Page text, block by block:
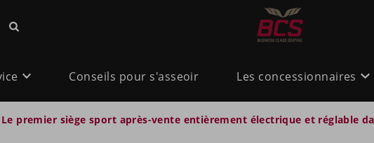
Conseils pour s'asseoir Les concessionnaires
Le premier siège sport après-vente entièrement électrique et réglable